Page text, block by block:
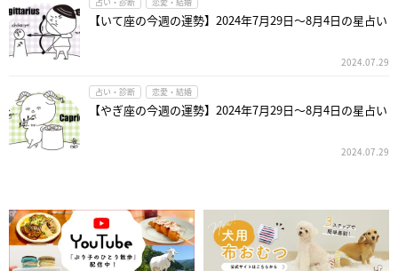
【いて座の今週の運勢】2024年7月29日～8月4日の星占い
2024.07.29
占い・診断 恋愛・結婚
【やぎ座の今週の運勢】2024年7月29日～8月4日の星占い
2024.07.29